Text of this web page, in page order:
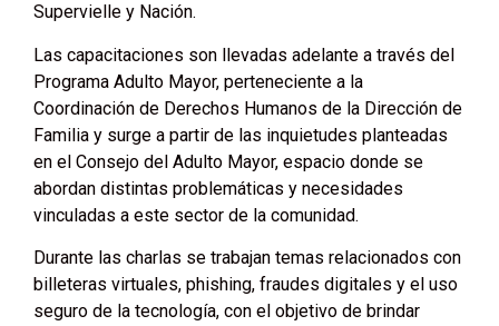
Supervielle y Nación.
Las capacitaciones son llevadas adelante a través del
Programa Adulto Mayor, perteneciente a la
Coordinación de Derechos Humanos de la Dirección de
Familia y surge a partir de las inquietudes planteadas
en el Consejo del Adulto Mayor, espacio donde se
abordan distintas problemáticas y necesidades
vinculadas a este sector de la comunidad.
Durante las charlas se trabajan temas relacionados con
billeteras virtuales, phishing, fraudes digitales y el uso
seguro de la tecnología, con el objetivo de brindar